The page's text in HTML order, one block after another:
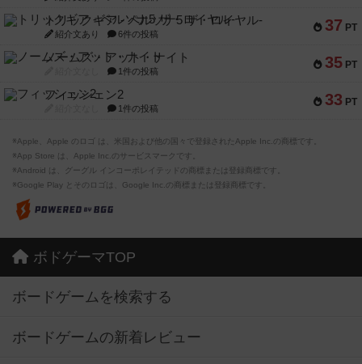
37 PT
トリックギア - ペルソナ5 ザ・ロイヤル-
紹介文あり 6件の投稿
35 PT
ノームズ・アット・ナイト
1件の投稿
33 PT
フィッシェン2
1件の投稿
※Apple、Apple のロゴ は、米国および他の国々で登録されたApple Inc.の商標です。
※App Store は、Apple Inc.のサービスマークです。
※Android は、グーグル インコーポレイテッドの商標または登録商標です。
※Google Play とそのロゴは、Google Inc.の商標または登録商標です。
ボドゲーマTOP
ボードゲームを検索する
ボードゲームの新着レビュー